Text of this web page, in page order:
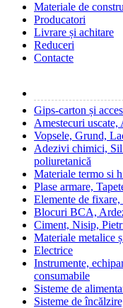
Materiale de
Producatori
Livrare și achitare
Reduceri
Contacte
Gips-carton și
Amestecuri
Vopsele, Grund,
Adezivi chimici,
poliuretanică
Materiale termo si
Plase armare,
Elemente de
Blocuri BCA,
Ciment, Nisip,
Materiale metalice
Electrice
Instrumente,
consumabile
Sisteme de
Sisteme de